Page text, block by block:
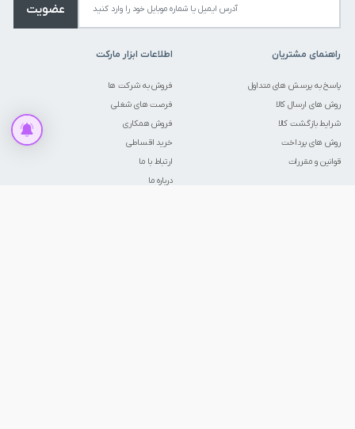
عضویت
راهنمای مشتریان
پاسخ به پرسش های متداول
روش های ارسال کالا
شرایط بازگشت کالا
روش های پرداخت
قوانین و مقررات
اطلاعات ابزار مارکت
فروش به شرکت ها
فرصت های شغلی
فروش همکاری
خرید اقساطی
ارتباط با ما
درباره ما